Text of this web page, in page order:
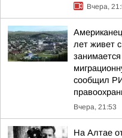
Вчера,
лет живет
сообщил
Вчера, 21:53
На Алтае